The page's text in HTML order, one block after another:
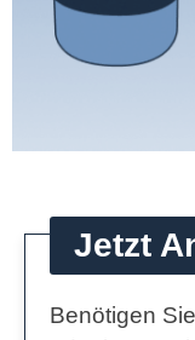
Jetzt
Benötigen